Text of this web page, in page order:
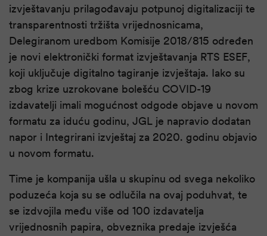
izvještavanju prilagođavaju potpunoj digitalizaciji te
transparentnosti tržišta vrijednosnicama,
Delegiranom uredbom Komisije 2018/815 određen
je novi elektronički format izvještavanja RTS ESEF,
koji uključuje digitalno tagiranje izvještaja. Iako su
zbog krize uzrokovane bolešću COVID-19
izdavatelji imali mogućnost odgode objave u novom
formatu za iduću godinu, JGL je napravio dodatan
napor i Integrirani izvještaj za 2020. godinu objavio
u novom formatu.
Time je kompanija ušla u skupinu od svega nekoliko
poduzeća koja su se odlučila na ovaj poduhvat, te
se izdvojila među više od 100 izdavatelja
vrijednosnih papira, obveznika predaje izvješća